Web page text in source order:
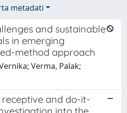
metadati
and sustainable
in emerging
method approach
Verma, Palak;
and do-it-